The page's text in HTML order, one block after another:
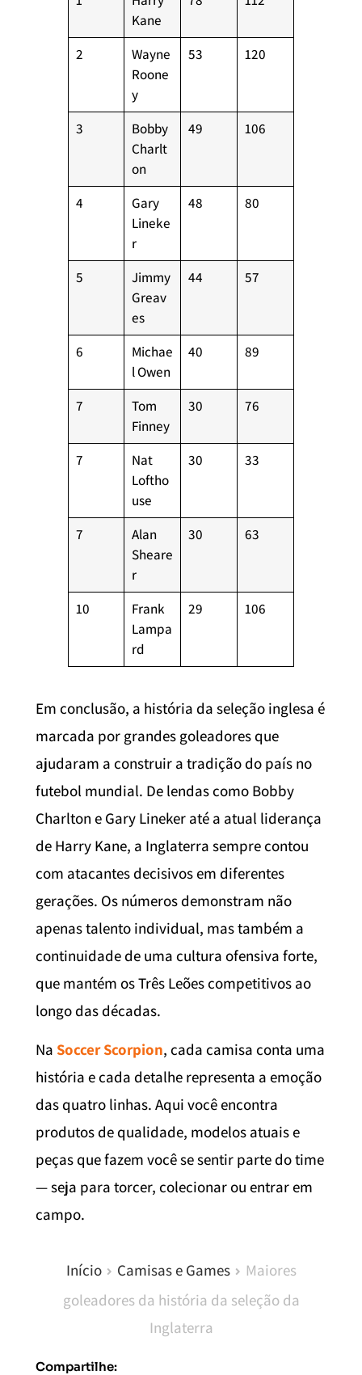
Kane
2
Wayne
Roone
y
53 120
3
Bobby
Charlt
on
49 106
4
Gary
Lineke
r
48 80
5
Jimmy
Greav
es
44 57
6
Michae
l Owen
40 89
7
Tom
Finney
30 76
7
Nat
Loftho
use
30 33
7
Alan
Sheare
r
30 63
10
Frank
Lampa
rd
29 106
Em conclusão, a história da seleção inglesa é
marcada por grandes goleadores que
ajudaram a construir a tradição do país no
futebol mundial. De lendas como Bobby
Charlton e Gary Lineker até a atual liderança
de Harry Kane, a Inglaterra sempre contou
com atacantes decisivos em diferentes
gerações. Os números demonstram não
apenas talento individual, mas também a
continuidade de uma cultura ofensiva forte,
que mantém os Três Leões competitivos ao
longo das décadas.
Na Soccer Scorpion, cada camisa conta uma
história e cada detalhe representa a emoção
das quatro linhas. Aqui você encontra
produtos de qualidade, modelos atuais e
peças que fazem você se sentir parte do time
— seja para torcer, colecionar ou entrar em
campo.
Início Camisas e Games
Maiores
goleadores da história da seleção da
Inglaterra
Compartilhe: